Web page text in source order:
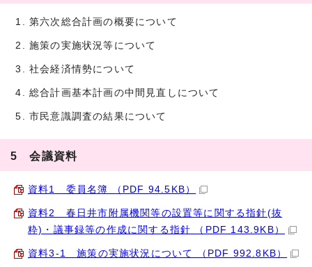
第六次総合計画の概要について
施策の実施状況等について
社会経済情勢について
総合計画基本計画の中間見直しについて
市民意識調査の結果について
5 会議資料
資料1 委員名簿 （PDF 94.5KB）
資料2 春日井市附属機関等の設置等に関する指針(抜
粋)・議事録等の作成に関する指針 （PDF 143.9KB）
資料3-1 施策の実施状況について （PDF 992.8KB）